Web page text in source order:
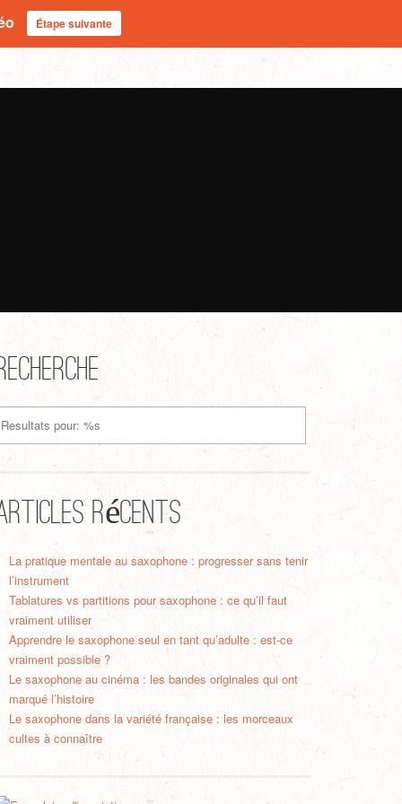
récents
La pratique mentale au saxophone : progresser sans tenir
l’instrument
Tablatures vs partitions pour saxophone : ce qu’il faut
vraiment utiliser
Apprendre le saxophone seul en tant qu’adulte : est-ce
vraiment possible ?
Le saxophone au cinéma : les bandes originales qui ont
marqué l’histoire
Le saxophone dans la variété française : les morceaux
cultes à connaître
Étape suivante